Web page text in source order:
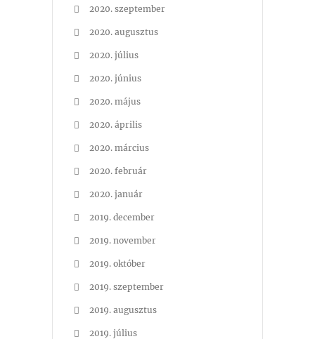
2020. szeptember
2020. augusztus
2020. július
2020. június
2020. május
2020. április
2020. március
2020. február
2020. január
2019. december
2019. november
2019. október
2019. szeptember
2019. augusztus
2019. július